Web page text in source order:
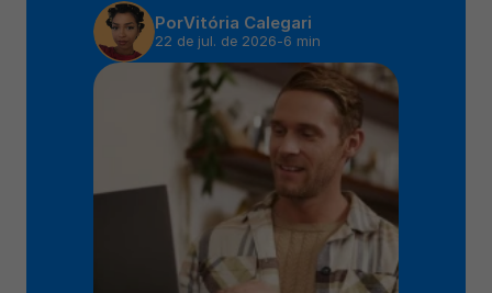
PorVitória Calegari
22 de jul. de 2026-6 min